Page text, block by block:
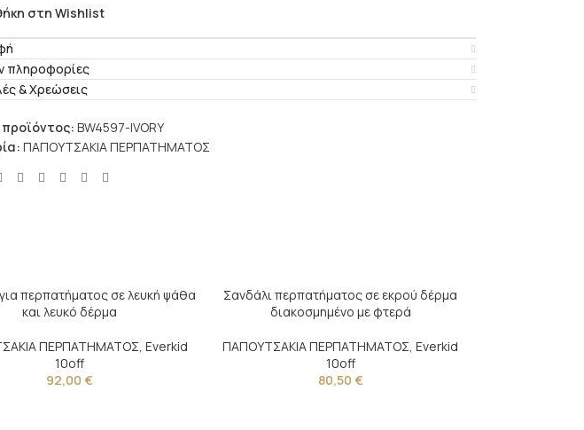
στη Wishlist
πληροφορίες
& Χρεώσεις
BW4597-IVORY
ΠΑΠΟΥΤΣΑΚΙΑ ΠΕΡΠΑΤΗΜΑΤΟΣ
περπατήματος σε λευκή ψάθα
και λευκό δέρμα
ΠΕΡΠΑΤΗΜΑΤΟΣ, Everkid
10off
92,00 €
Σανδάλι περπατήματος σε εκρού δέρμα
διακοσμημένο με φτερά
ΠΑΠΟΥΤΣΑΚΙΑ ΠΕΡΠΑΤΗΜΑΤΟΣ,Everkid
10off
80,50 €